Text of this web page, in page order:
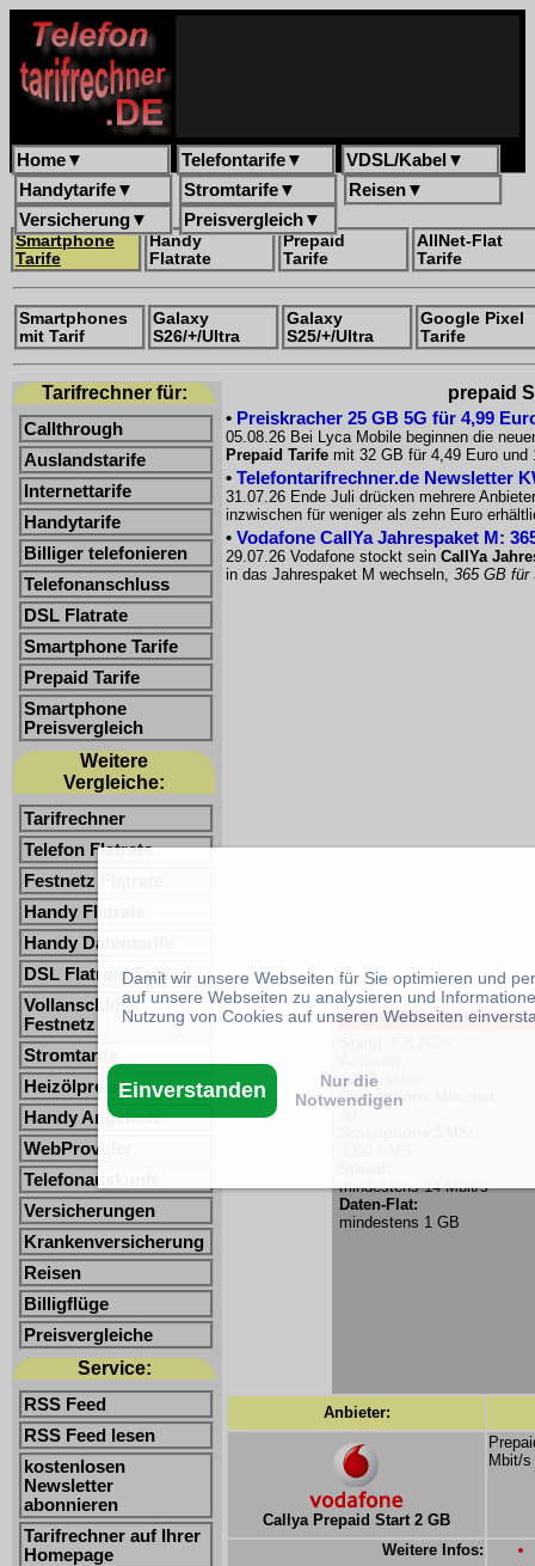
Home▼ Telefontarife▼ VDSL/Kabel ▼
Handytarife▼ Stromtarife▼ Reisen▼
Versicherung▼ Preisvergleich▼
Smartphone
Tarife
Handy
Flatrate
Prepaid
Tarife
AllNet-Flat
Tarife
Smartphones
mit Tarif
Galaxy
S26/+/Ultra
Galaxy
S25/+/Ultra
Google Pixel
Tarife
Tarifrechner für:
Callthrough
Auslandstarife
Internettarife
Handytarife
Billiger telefonieren
Telefonanschluss
DSL Flatrate
Smartphone Tarife
Prepaid Tarife
Smartphone
Preisvergleich
Weitere
Vergleiche:
Tarifrechner
Telefon Flatrate
Festnetz Flatrate
Handy Flatrate
Handy Datentarife
DSL Flatrate Tarife
Vollanschluss
Festnetz
Stromtarife
Heizölpreise
Handy Angebote
WebProvider
Telefonauskunft
Versicherungen
Krankenversicherung
Reisen
Billigflüge
Preisvergleiche
Service:
RSS Feed
RSS Feed lesen
kostenlosen
Newsletter
abonnieren
Tarifrechner auf Ihrer
Homepage
prepaid
• Preiskracher 25 GB 5G für 4,99
05.08.26 Bei Lyca Mobile beginnen die
Prepaid Tarife mit 32 GB für 4,49 Euro
• Telefontarifrechner.de Newsletter
31.07.26 Ende Juli drücken mehrere
inzwischen für weniger als zehn Euro
• Vodafone CallYa Jahrespaket M:
29.07.26 Vodafone stockt sein CallYa
in das Jahrespaket M wechseln, 365 GB für
Smartphone Tarife -
Alle Anbieter
Smartphone Minuten:
mindestens 14 Mbit/s
Daten-Flat:
mindestens 1 GB
Anbieter:
Callya Prepaid Start 2 GB
Mbit/s
Weitere Infos:
Damit wir unsere Webseiten für Sie optimieren und
auf unsere Webseiten zu analysieren und
Nutzung von Cookies auf unseren Webseiten
Einverstanden
Nur die
Notwendigen